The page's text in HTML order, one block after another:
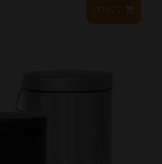
לעגלה